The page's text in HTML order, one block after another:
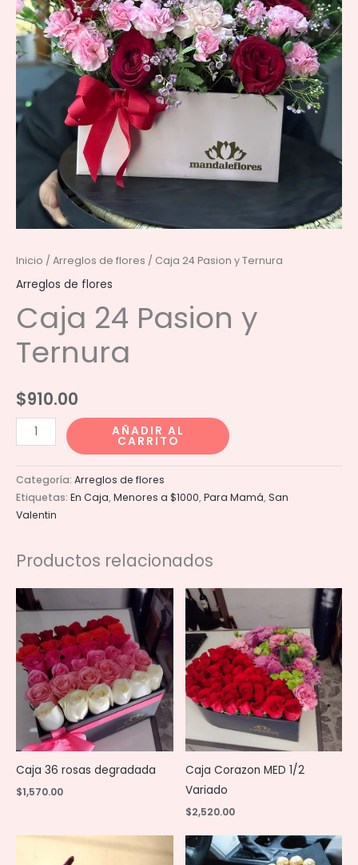
Inicio / Arreglos de flores / Caja 24 Pasion y Ternura
Arreglos de flores
Caja 24 Pasion y
Ternura
$910.00
Caja
24
Pasion
y
Ternura
AÑADIR AL
CARRITO
Categoría: Arreglos de flores
Etiquetas: En Caja,Menores a $1000,Para Mamá,San
Valentin
Productos relacionados
Caja 36 rosas degradada
$1,570.00
Caja Corazon MED 1/2
Variado
$2,520.00